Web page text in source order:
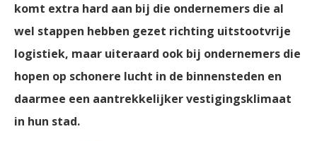
komt extra hard aan bij die ondernemers die al
wel stappen hebben gezet richting uitstootvrije
logistiek, maar uiteraard ook bij ondernemers die
hopen op schonere lucht in de binnensteden en
daarmee een aantrekkelijker vestigingsklimaat
in hun stad.